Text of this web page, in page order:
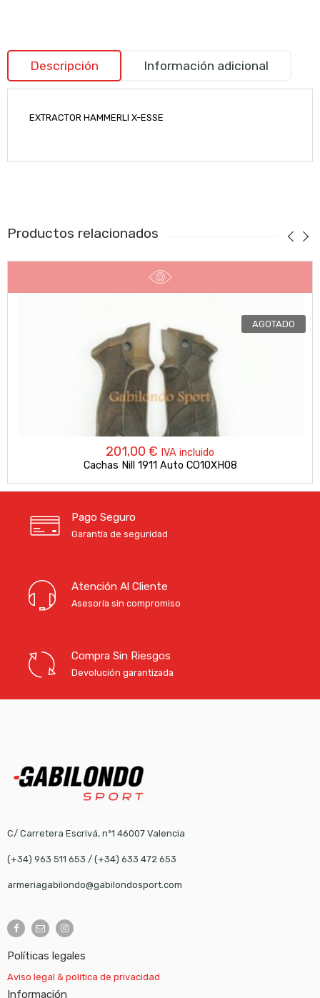
Descripción Información adicional
EXTRACTOR HAMMERLI X-ESSE
Productos relacionados
AGOTADO
201,00 € IVA incluido
Cachas Nill 1911 Auto CO10XH08
Pago Seguro
Garantía de seguridad
Atención Al Cliente
Asesoría sin compromiso
Compra Sin Riesgos
Devolución garantizada
C/ Carretera Escrivá, nº1 46007 Valencia
(+34) 963 511 653 / (+34) 633 472 653
armeriagabilondo@gabilondosport.com
Políticas legales
Aviso legal & política de privacidad
Información